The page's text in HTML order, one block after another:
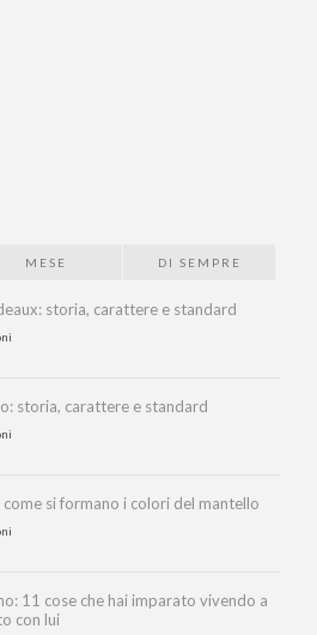
MESE DI SEMPRE
storia, carattere e standard
storia, carattere e standard
si formano i colori del mantello
11 cose che hai imparato vivendo a
con lui